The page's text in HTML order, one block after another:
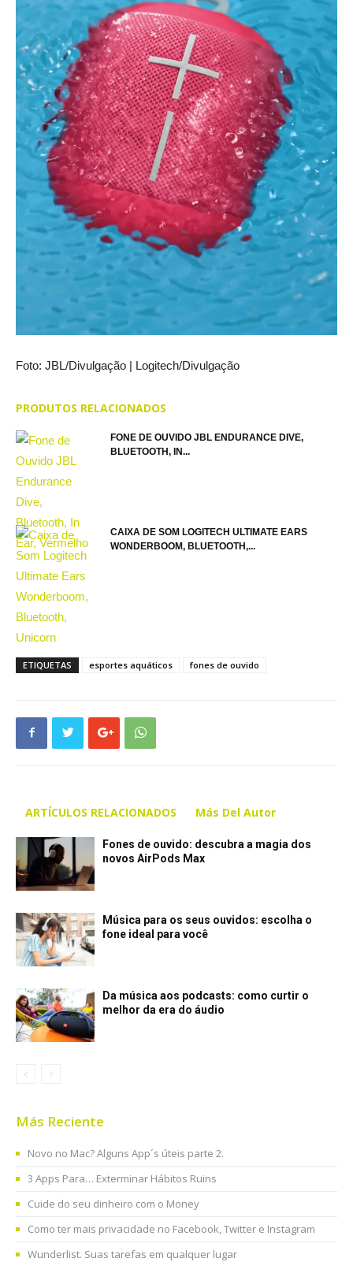
Foto: JBL/Divulgação | Logitech/Divulgação
PRODUTOS RELACIONADOS
FONE DE OUVIDO JBL ENDURANCE DIVE,
BLUETOOTH, IN...
CAIXA DE SOM LOGITECH ULTIMATE EARS
WONDERBOOM, BLUETOOTH,...
ETIQUETAS esportes aquáticos fones de ouvido
ARTÍCULOS RELACIONADOS Más Del Autor
Fones de ouvido: descubra a magia dos
novos AirPods Max
Música para os seus ouvidos: escolha o
fone ideal para você
Da música aos podcasts: como curtir o
melhor da era do áudio
Más Reciente
Novo no Mac? Alguns App´s úteis parte 2.
3 Apps Para… Exterminar Hábitos Ruins
Cuide do seu dinheiro com o Money
Como ter mais privacidade no Facebook, Twitter e Instagram
Wunderlist. Suas tarefas em qualquer lugar